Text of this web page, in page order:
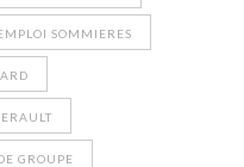
SOMMIERES
GROUPE